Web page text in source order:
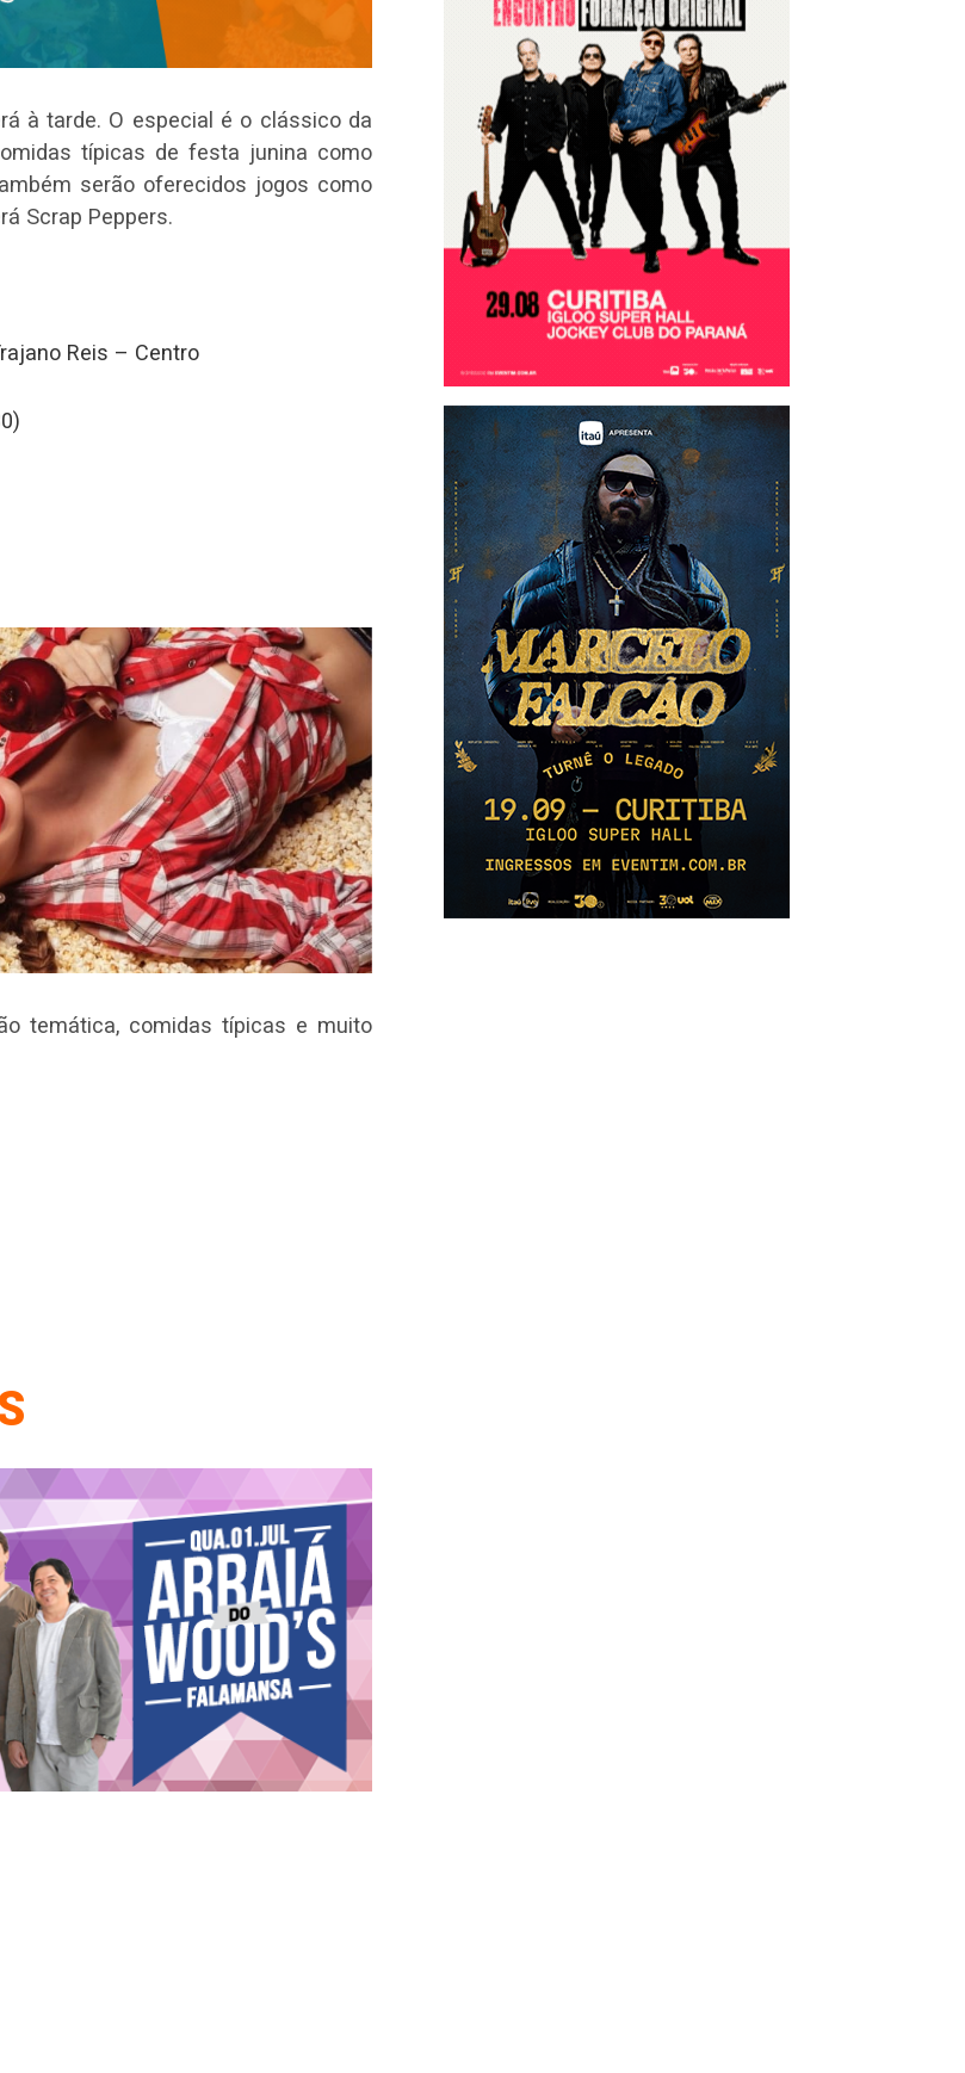
à tarde. O especial é o clássico da
típicas de festa junina como
serão oferecidos jogos como
Scrap Peppers.
Reis – Centro
temática, comidas típicas e muito